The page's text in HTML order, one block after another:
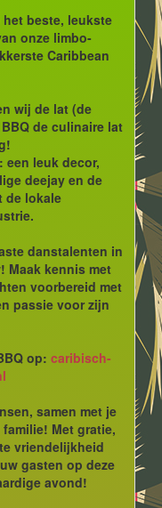
beste, leukste
onze limbo-
Caribbean
wij de lat (de
de culinaire lat
een leuk decor,
deejay en de
de lokale
danstalenten in
Maak kennis met
voorbereid met
passie voor zijn
op: caribisch-
samen met je
Met gratie,
vriendelijkheid
gasten op deze
avond!